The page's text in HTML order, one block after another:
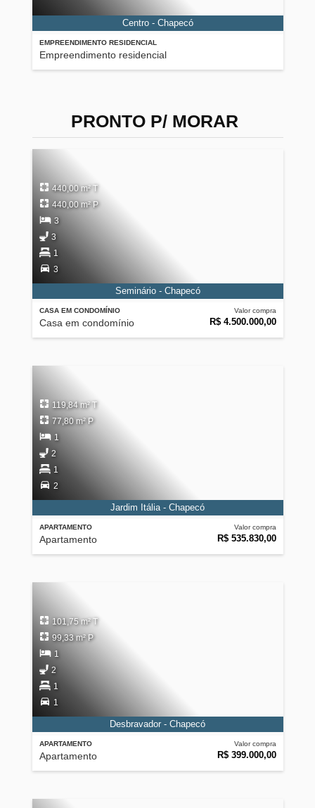
EMPREENDIMENTO RESIDENCIAL
Empreendimento residencial
Centro - Chapecó
PRONTO P/ MORAR
CASA EM CONDOMÍNIO
Casa em condomínio
Valor compra
R$ 4.500.000,00
440,00 m² T
440,00 m² P
3
3
1
3
Seminário - Chapecó
APARTAMENTO
Apartamento
Valor compra
R$ 535.830,00
119,84 m² T
77,80 m² P
1
2
1
2
Jardim Itália - Chapecó
APARTAMENTO
Apartamento
Valor compra
R$ 399.000,00
101,75 m² T
99,33 m² P
1
2
1
1
Desbravador - Chapecó